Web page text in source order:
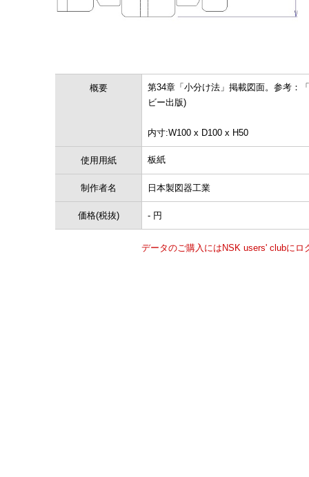
概要
第34章「小分け法」掲載図面。参考：
ビー出版)
内寸:W100 x D100 x H50
使用用紙 板紙
制作者名 日本製図器工業
価格(税抜) - 円
データのご購入にはNSK users' clubにロ